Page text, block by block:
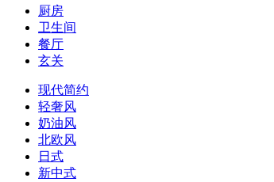
厨房
卫生间
餐厅
玄关
现代简约
轻奢风
奶油风
北欧风
日式
新中式